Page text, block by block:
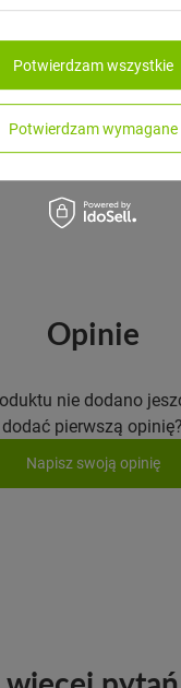
termiczna Cooly
Opinie
nie dodano
dodać pierwszą opinię?
Napisz swoją opinię
Potwierdzam wymagane
Potwierdzam wszystkie